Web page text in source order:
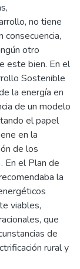
no tiene
consecuencia,
otro
este bien. En el
Sostenible
la energía en
de un modelo
el papel
en la
de los
En el Plan de
la
viables,
que
de
rural y